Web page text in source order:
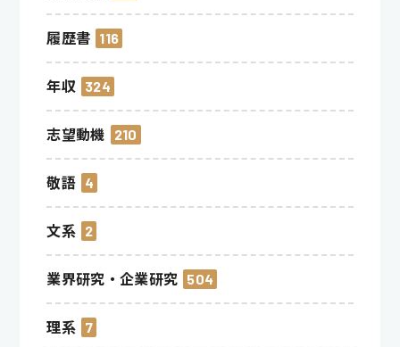
履歴書 116
年収 324
志望動機 210
敬語 4
文系 2
業界研究・企業研究 504
理系 7